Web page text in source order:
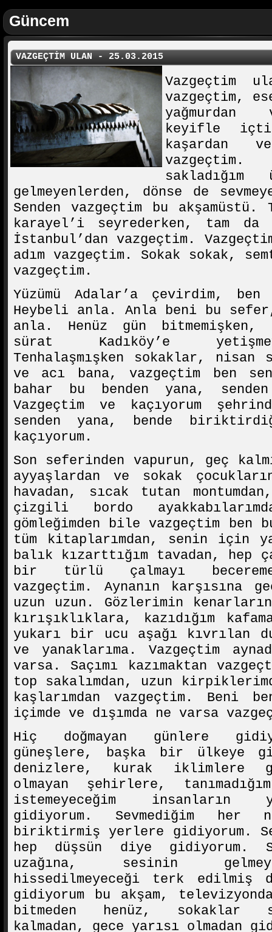
Güncem
VAZGEÇTİM ULAN - 25.03.2015
Vazgeçtim
vazgeçtim,
yağmurdan
keyifle
kaşardan
vazgeçtim.
gelmeyenlerden, dönse de
Senden vazgeçtim bu akşamüstü.
karayel’i seyrederken, tam da
İstanbul’dan vazgeçtim.
adım vazgeçtim. Sokak sokak,
vazgeçtim.
Yüzümü Adalar’a çevirdim,
Heybeli anla. Anla beni bu
anla. Henüz gün bitmemişken,
sürat Kadıköy’e
Tenhalaşmışken sokaklar, nisan
ve acı bana, vazgeçtim ben
bahar bu benden yana,
Vazgeçtim ve kaçıyorum
senden yana, bende
kaçıyorum.
Son seferinden vapurun, geç
ayyaşlardan ve sokak
havadan, sıcak tutan
çizgili bordo
gömleğimden bile vazgeçtim ben bu
tüm kitaplarımdan, senin için
balık kızarttığım tavadan, hep
bir türlü çalmayı
vazgeçtim. Aynanın karşısına
uzun uzun. Gözlerimin
kırışıklıklara, kazıdığım
yukarı bir ucu aşağı kıvrılan
ve yanaklarıma. Vazgeçtim
varsa. Saçımı kazımaktan
top sakalımdan, uzun
kaşlarımdan vazgeçtim. Beni
içimde ve dışımda ne varsa
Hiç doğmayan günlere
güneşlere, başka bir ülkeye
denizlere, kurak iklimlere
olmayan şehirlere,
istemeyeceğim insanların
gidiyorum. Sevmediğim her
biriktirmiş yerlere gidiyorum.
hep düşsün diye gidiyorum.
uzağına, sesinin
hissedilmeyeceği terk edilmiş
gidiyorum bu akşam,
bitmeden henüz, sokaklar
kalmadan, gece yarısı olmadan